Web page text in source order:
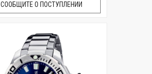
СООБЩИТЕ О ПОСТУПЛЕНИИ